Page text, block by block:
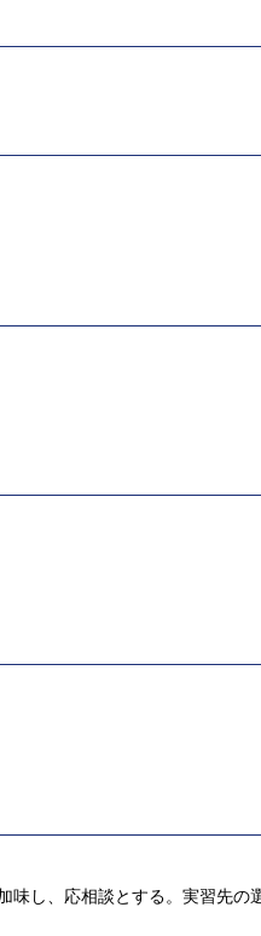
味し、応相談とする。実習先の